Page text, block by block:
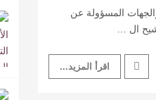
المسؤولة عن
ال …
اقرأ المزيد...